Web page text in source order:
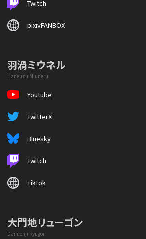
Twitch
pixivFANBOX
羽渦ミウネル
Haneuzu Miuneru
Youtube
TwitterX
Bluesky
Twitch
TikTok
大門地リューゴン
Daimonji Ryugon